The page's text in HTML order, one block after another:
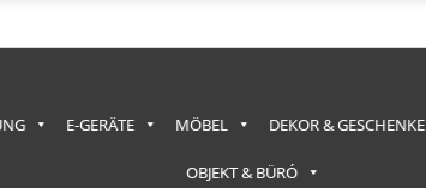
E-GERÄTE MÖBEL DEKOR & GESCHENKE
OBJEKT & BÜRÓ